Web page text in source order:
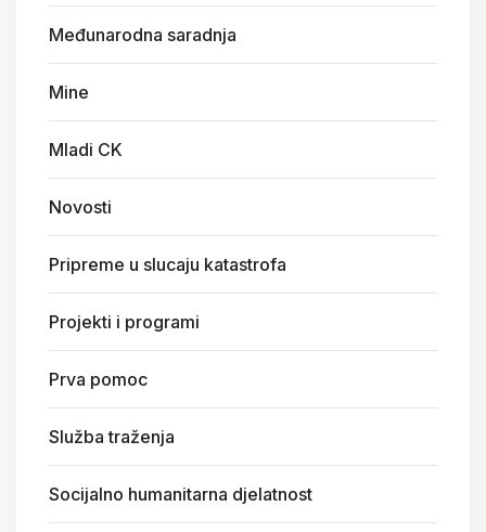
Međunarodna saradnja
Mine
Mladi CK
Novosti
Pripreme u slucaju katastrofa
Projekti i programi
Prva pomoc
Služba traženja
Socijalno humanitarna djelatnost